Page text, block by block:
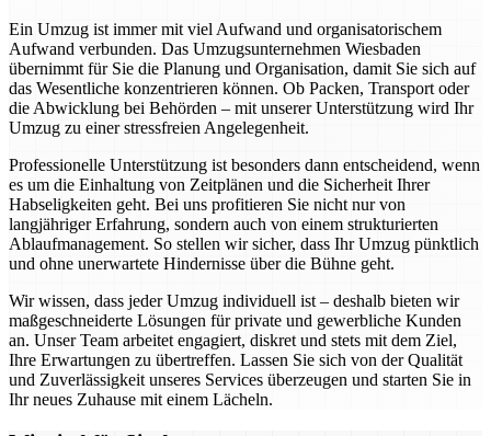
Ein Umzug ist immer mit viel Aufwand und organisatorischem
Aufwand verbunden. Das Umzugsunternehmen Wiesbaden
übernimmt für Sie die Planung und Organisation, damit Sie sich auf
das Wesentliche konzentrieren können. Ob Packen, Transport oder
die Abwicklung bei Behörden – mit unserer Unterstützung wird Ihr
Umzug zu einer stressfreien Angelegenheit.
Professionelle Unterstützung ist besonders dann entscheidend, wenn
es um die Einhaltung von Zeitplänen und die Sicherheit Ihrer
Habseligkeiten geht. Bei uns profitieren Sie nicht nur von
langjähriger Erfahrung, sondern auch von einem strukturierten
Ablaufmanagement. So stellen wir sicher, dass Ihr Umzug pünktlich
und ohne unerwartete Hindernisse über die Bühne geht.
Wir wissen, dass jeder Umzug individuell ist – deshalb bieten wir
maßgeschneiderte Lösungen für private und gewerbliche Kunden
an. Unser Team arbeitet engagiert, diskret und stets mit dem Ziel,
Ihre Erwartungen zu übertreffen. Lassen Sie sich von der Qualität
und Zuverlässigkeit unseres Services überzeugen und starten Sie in
Ihr neues Zuhause mit einem Lächeln.